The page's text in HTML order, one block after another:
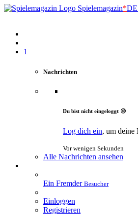
Spielemagazin*DE
1
Nachrichten
Du bist nicht eingeloggt 😔
Log dich ein, um deine
Vor wenigen Sekunden
Alle Nachrichten ansehen
Ein Fremder Besucher
Einloggen
Registrieren